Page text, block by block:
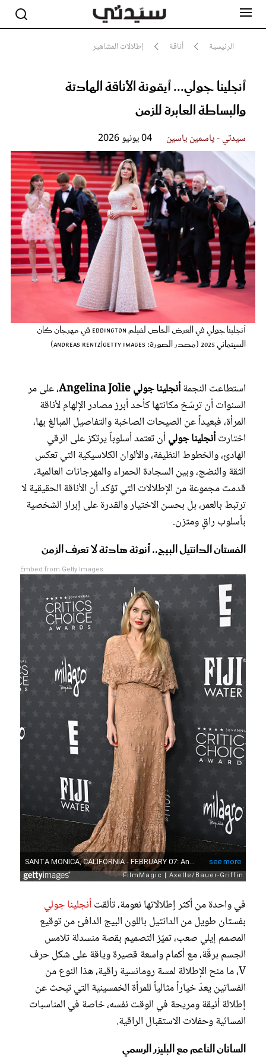
الرئيسية أناقة إطلالات المشاهير
أنجلينا جولي... أيقونة الأناقة الهادئة
والبساطة العابرة للزمن
سيدتي - ياسمين ياسين 04 يونيو 2026
أنجلينا جولي في العرض الخاص لفيلم Eddington في مهرجان كان
السينمائي 2025 (مصدر الصورة: Andreas Rentz/Getty Images)
استطاعت النجمةأنجلينا جولي Angelina Jolie
، على مر
السنوات أن ترسّخ مكانتها كأحد أبرز مصادر الإلهام لأناقة
المرأة، فبعيداً عن الصيحات الصاخبة والتفاصيل المبالغ بها،
اختارتأنجلينا جوليأن تعتمد أسلوباً يرتكز على الرقي
الهادئ، والخطوط النظيفة، والألوان الكلاسيكية التي تعكس
الثقة والنضج، وبين السجادة الحمراء والمهرجانات العالمية،
قدمت مجموعة من الإطلالات التي تؤكد أن الأناقة الحقيقية لا
ترتبط بالعمر، بل بحسن الاختيار والقدرة على إبراز الشخصية
بأسلوب راقٍ ومتزن.
الفستان الدانتيل البيج.. أنوثة هادئة لا تعرف الزمن
Embed from Getty Images
في واحدة من أكثر إطلالاتها نعومة، تألقتأنجلينا جولي
بفستان طويل من الدانتيل باللون البيج الدافئ من توقيع
المصمم إيلي صعب، تميّز التصميم بقصة منسدلة تلامس
الجسم برقّة، مع أكمام واسعة قصيرة وياقة على شكل حرف
V، ما منح الإطلالة لمسة رومانسية راقية، هذا النوع من
الفساتين يعدّ خياراً مثالياً للمرأة الخمسينية التي تبحث عن
إطلالة أنيقة ومريحة في الوقت نفسه، خاصة في المناسبات
المسائية وحفلات الاستقبال الراقية.
الساتان الناعم مع البليزر الرسمي
مشاهير
أناقة
جمال
سيدتي وطفلك
لايف ستايل
بلس+
فيديو
مطبخ سيدتي
مقالات الرأي
ستايل
تقارير
عروس سيدتي
مجلة سيدتي
غلاف رفمي